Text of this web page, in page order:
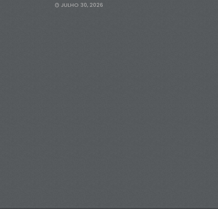
JULHO 30, 2026